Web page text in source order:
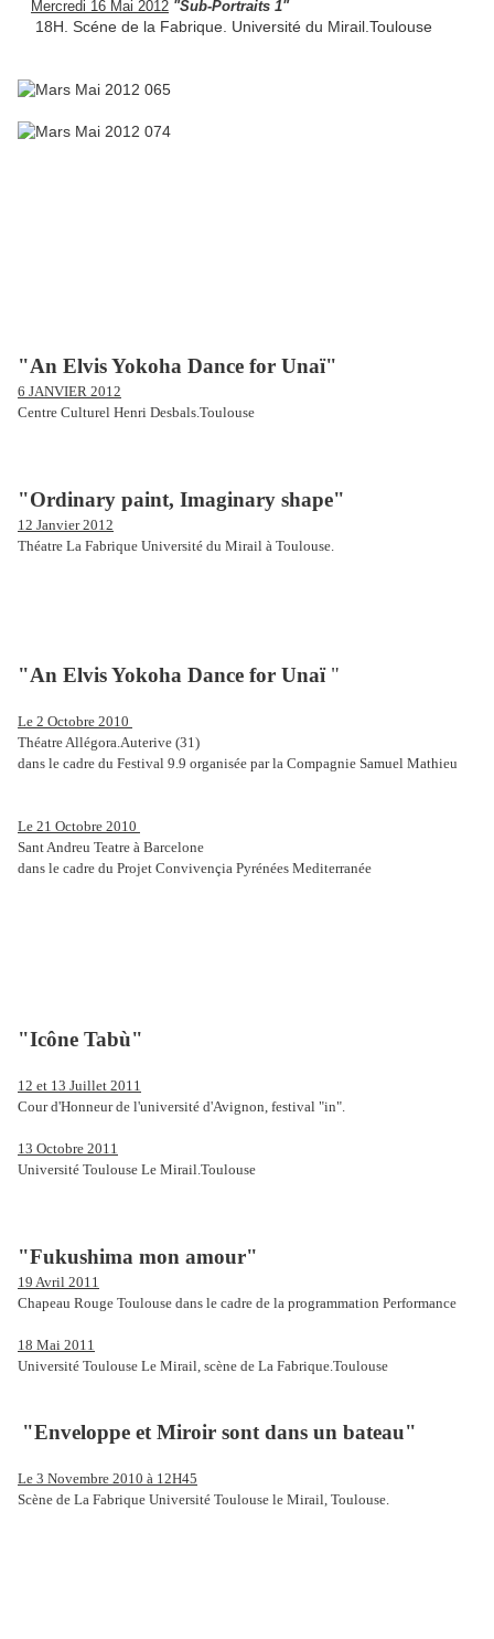
Mercredi 16 Mai 2012 "Sub-Portraits 1"
18H. Scéne de la Fabrique. Université du Mirail.Toulouse
"An Elvis Yokoha Dance for Unaï"
6 JANVIER 2012
Centre Culturel Henri Desbals.Toulouse
"Ordinary paint, Imaginary shape"
12 Janvier 2012
Théatre La Fabrique Université du Mirail à Toulouse.
"An Elvis Yokoha Dance for Unaï"
Le 2 Octobre 2010
Théatre Allégora.Auterive (31)
dans le cadre du Festival 9.9 organisée par la Compagnie Samuel Mathieu
Le 21 Octobre 2010
Sant Andreu Teatre à Barcelone
dans le cadre du Projet Convivençia Pyrénées Mediterranée
"Icône Tabù"
12 et 13 Juillet 2011
Cour d'Honneur de l'université d'Avignon, festival "in".
13 Octobre 2011
Université Toulouse Le Mirail.Toulouse
"Fukushima mon amour"
19 Avril 2011
Chapeau Rouge Toulouse dans le cadre de la programmation Performance
18 Mai 2011
Université Toulouse Le Mirail, scène de La Fabrique.Toulouse
"Enveloppe et Miroir sont dans un bateau"
Le 3 Novembre 2010 à 12H45
Scène de La Fabrique Université Toulouse le Mirail, Toulouse.